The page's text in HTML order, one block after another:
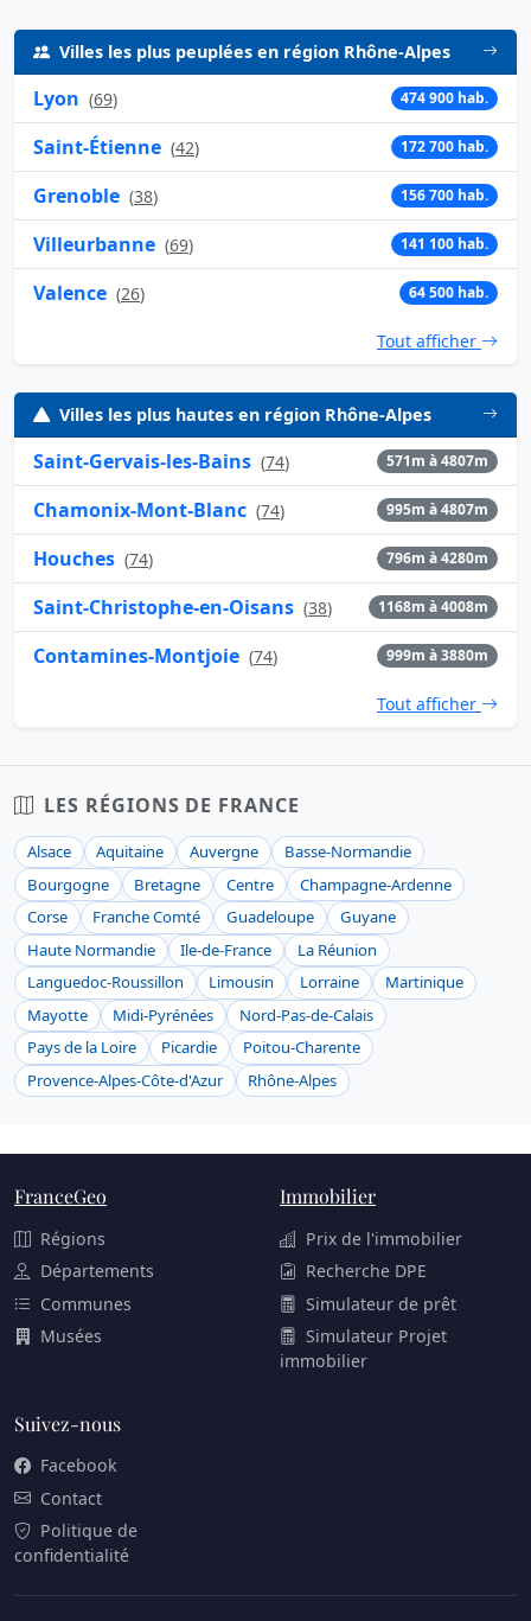
Villes les plus peuplées en région Rhône-Alpes
Lyon (69) 474 900 hab.
Saint-Étienne (42) 172 700 hab.
Grenoble (38) 156 700 hab.
Villeurbanne (69) 141 100 hab.
Valence (26) 64 500 hab.
Tout afficher
Villes les plus hautes en région Rhône-Alpes
Saint-Gervais-les-Bains (74) 571m à 4807m
Chamonix-Mont-Blanc (74) 995m à 4807m
Houches (74) 796m à 4280m
Saint-Christophe-en-Oisans (38) 1168m à 4008m
Contamines-Montjoie (74) 999m à 3880m
Tout afficher
LES RÉGIONS DE FRANCE
Alsace Aquitaine Auvergne
Basse-Normandie
Bourgogne
Bretagne Centre
Champagne-Ardenne
Corse
Franche Comté Guadeloupe
Guyane
Haute Normandie
Ile-de-France
La Réunion
Languedoc-Roussillon
Limousin Lorraine
Martinique
Mayotte
Midi-Pyrénées
Nord-Pas-de-Calais
Pays de la Loire
Picardie
Poitou-Charente
Provence-Alpes-Côte-d'Azur
Rhône-Alpes
FranceGeo
Régions
Départements
Communes
Musées
Immobilier
Prix de l'immobilier
Recherche DPE
Simulateur de prêt
Simulateur Projet
immobilier
Suivez-nous
Facebook
Contact
Politique de
confidentialité